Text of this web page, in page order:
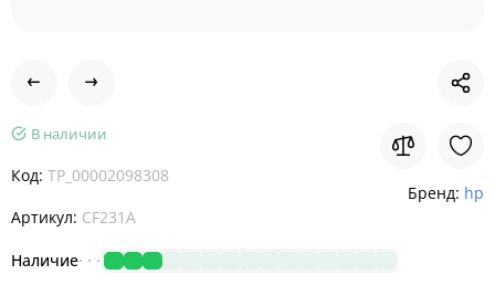
В наличии
Код: TP_00002098308
Артикул: CF231A
Наличие
Бренд: hp